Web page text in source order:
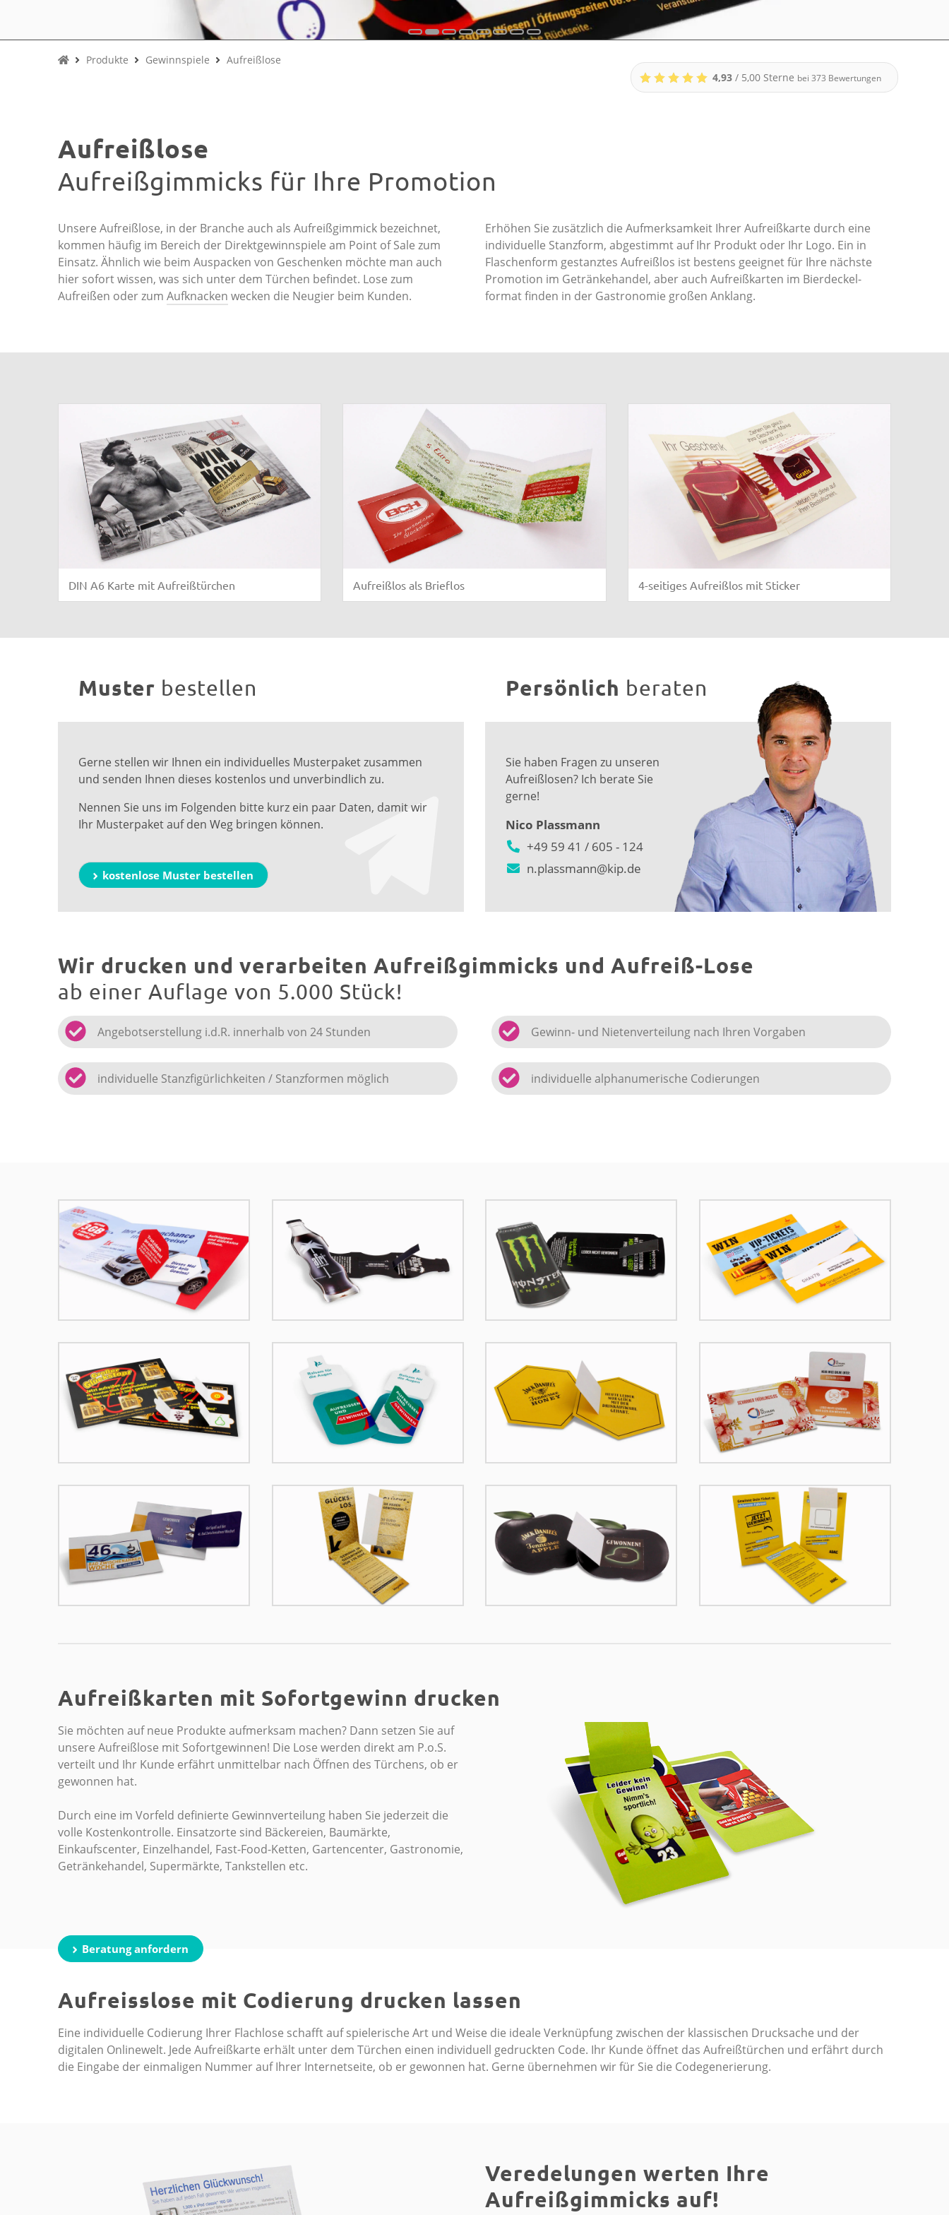
Produkte Gewinnspiele
Aufreißlose
4,93 / 5,00 Sterne bei 373 Bewertungen
Aufreißlose
Aufreißgimmicks für Ihre Promotion
Unsere Aufreißlose, in der Branche auch als Aufreißgimmick bezeichnet,
kommen häufig im Bereich der Direktgewinnspiele am Point of Sale zum
Einsatz. Ähnlich wie beim Auspacken von Geschenken möchte man auch
hier sofort wissen, was sich unter dem Türchen befindet. Lose zum
Aufreißen oder zum Aufknacken wecken die Neugier beim Kunden.
Erhöhen Sie zusätzlich die Aufmerksamkeit Ihrer Aufreißkarte durch eine
individuelle Stanzform, abgestimmt auf Ihr Produkt oder Ihr Logo. Ein in
Flaschenform gestanztes Aufreißlos ist bestens geeignet für Ihre nächste
Promotion im Getränkehandel, aber auch Aufreißkarten im Bierdeckel-
format finden in der Gastronomie großen Anklang.
DIN A6 Karte mit Aufreißtürchen Aufreißlos als Brieflos 4-seitiges Aufreißlos mit Sticker
Muster bestellen
Gerne stellen wir Ihnen ein individuelles Musterpaket zusammen
und senden Ihnen dieses kostenlos und unverbindlich zu.
Nennen Sie uns im Folgenden bitte kurz ein paar Daten, damit wir
Ihr Musterpaket auf den Weg bringen können.
kostenlose Muster bestellen
Persönlich beraten
Sie haben Fragen zu unseren
Aufreißlosen? Ich berate Sie
gerne!
Nico Plassmann
+49 59 41 / 605 - 124
n.plassmann@kip.de
Wir drucken und verarbeiten Aufreißgimmicks und Aufreiß-Lose
ab einer Auflage von 5.000 Stück!
Angebotserstellung i.d.R. innerhalb von 24 Stunden Gewinn- und Nietenverteilung nach Ihren Vorgaben
individuelle Stanzfigürlichkeiten / Stanzformen möglich individuelle alphanumerische Codierungen
Aufreißkarten mit Sofortgewinn drucken
Sie möchten auf neue Produkte aufmerksam machen? Dann setzen Sie auf
unsere Aufreißlose mit Sofortgewinnen! Die Lose werden direkt am P.o.S.
verteilt und Ihr Kunde erfährt unmittelbar nach Öffnen des Türchens, ob er
gewonnen hat.
Durch eine im Vorfeld definierte Gewinnverteilung haben Sie jederzeit die
volle Kostenkontrolle. Einsatzorte sind Bäckereien, Baumärkte,
Einkaufscenter, Einzelhandel, Fast-Food-Ketten, Gartencenter, Gastronomie,
Getränkehandel, Supermärkte, Tankstellen etc.
Beratung anfordern
Aufreisslose mit Codierung drucken lassen
Eine individuelle Codierung Ihrer Flachlose schafft auf spielerische Art und Weise die ideale Verknüpfung zwischen der klassischen Drucksache und der
digitalen Onlinewelt. Jede Aufreißkarte erhält unter dem Türchen einen individuell gedruckten Code. Ihr Kunde öffnet das Aufreißtürchen und erfährt durch
die Eingabe der einmaligen Nummer auf Ihrer Internetseite, ob er gewonnen hat. Gerne übernehmen wir für Sie die Codegenerierung.
Veredelungen werten Ihre
Aufreißgimmicks auf!